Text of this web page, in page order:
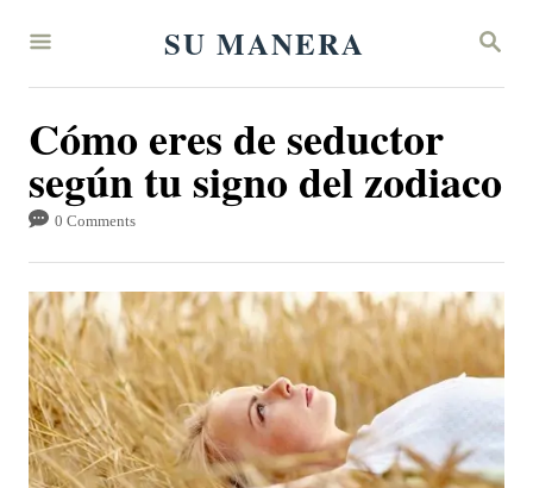
S
A
SU MANERA
Cómo eres de seductor
según tu signo del zodiaco
0 Comments